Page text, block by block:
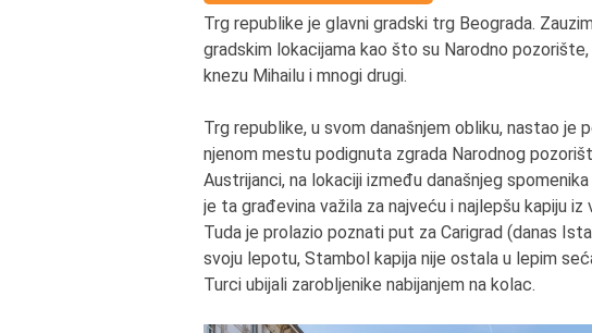
Trg republike je glavni gradski trg Beograda.
gradskim lokacijama kao što su Narodno
knezu Mihailu i mnogi drugi.
Trg republike, u svom današnjem obliku, nastao
njenom mestu podignuta zgrada Narodnog
Austrijanci, na lokaciji između današnjeg
je ta građevina važila za najveću i najlepšu kapiju
Tuda je prolazio poznati put za Carigrad (danas
svoju lepotu, Stambol kapija nije ostala u lepim
Turci ubijali zarobljenike nabijanjem na kolac.